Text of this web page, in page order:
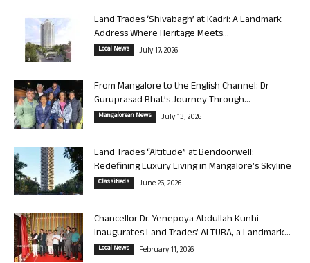
Land Trades ‘Shivabagh’ at Kadri: A Landmark
Address Where Heritage Meets...
Local News July 17, 2026
From Mangalore to the English Channel: Dr
Guruprasad Bhat’s Journey Through...
Mangalorean News July 13, 2026
Land Trades “Altitude” at Bendoorwell:
Redefining Luxury Living in Mangalore’s Skyline
Classifieds June 26, 2026
Chancellor Dr. Yenepoya Abdullah Kunhi
Inaugurates Land Trades’ ALTURA, a Landmark...
Local News February 11, 2026